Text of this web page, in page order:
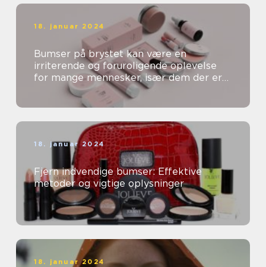
18. januar 2024
Bumser på brystet kan være en
irriterende og foruroligende oplevelse
for mange mennesker, især dem der er
særligt opmærksomme på deres
skønhed og kosm...
18. januar 2024
Fjern indvendige bumser: Effektive
metoder og vigtige oplysninger
18. januar 2024